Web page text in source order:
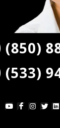
(850)
(533)